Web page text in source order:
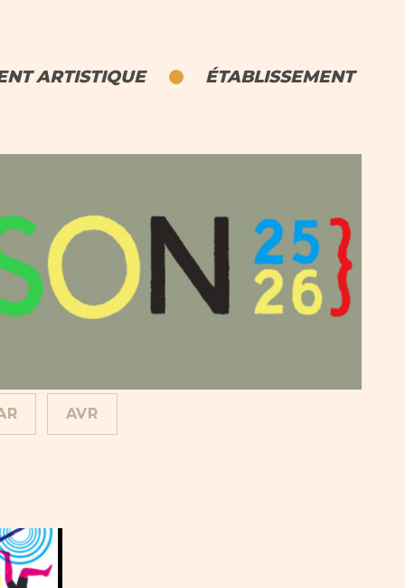
ARTISTIQUE ÉTABLISSEMENT
AVR